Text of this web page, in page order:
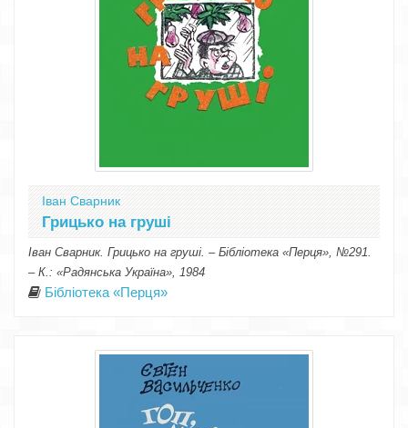
Іван Сварник
Грицько на груші
Іван Сварник. Грицько на груші. – Бібліотека «Перця», №291.
– К.: «Радянська Україна», 1984
Бібліотека «Перця»